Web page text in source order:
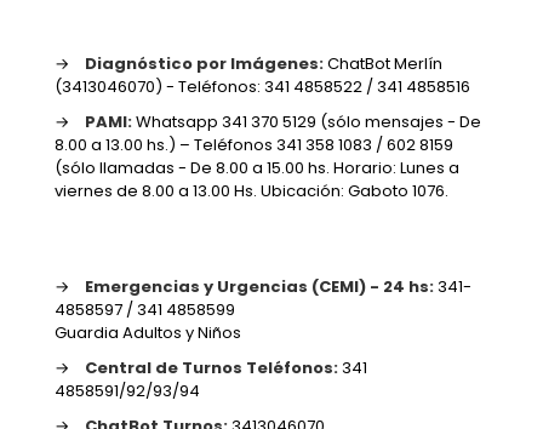
→ Diagnóstico por Imágenes:ChatBot Merlín
(3413046070) - Teléfonos: 341 4858522 / 341 4858516
→
PAMI:Whatsapp 341 370 5129 (sólo mensajes - De
8.00 a 13.00 hs.) – Teléfonos 341 358 1083 / 602 8159
(sólo llamadas - De 8.00 a 15.00 hs. Horario: Lunes a
viernes de 8.00 a 13.00 Hs. Ubicación: Gaboto 1076.
→ Emergencias y Urgencias (CEMI) - 24 hs:341-
4858597 / 341 4858599
Guardia Adultos y Niños
→
Central de Turnos Teléfonos:341
4858591/92/93/94